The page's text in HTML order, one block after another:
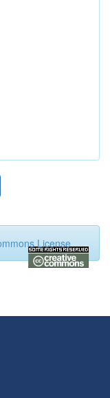
License